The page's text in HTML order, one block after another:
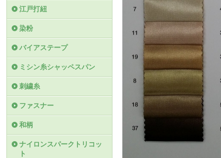
江戸打紐
染粉
バイアステープ
ミシン糸シャッペスパン
刺繍糸
ファスナー
和柄
ナイロンスパークトリコッ
ト